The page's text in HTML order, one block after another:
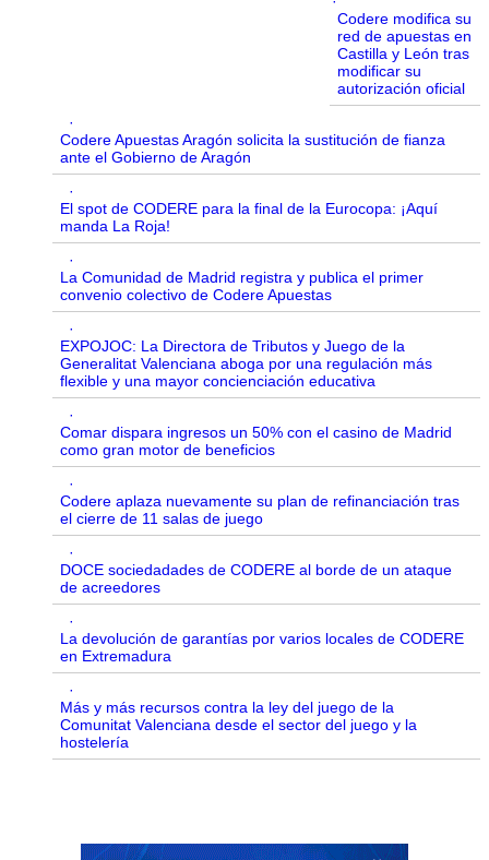
Codere modifica su
red de apuestas en
Castilla y León tras
modificar su
autorización oficial
·
Codere Apuestas Aragón solicita la sustitución de fianza
ante el Gobierno de Aragón
·
El spot de CODERE para la final de la Eurocopa: ¡Aquí
manda La Roja!
·
La Comunidad de Madrid registra y publica el primer
convenio colectivo de Codere Apuestas
·
EXPOJOC: La Directora de Tributos y Juego de la
Generalitat Valenciana aboga por una regulación más
flexible y una mayor concienciación educativa
·
Comar dispara ingresos un 50% con el casino de Madrid
como gran motor de beneficios
·
Codere aplaza nuevamente su plan de refinanciación tras
el cierre de 11 salas de juego
·
DOCE sociedadades de CODERE al borde de un ataque
de acreedores
·
La devolución de garantías por varios locales de CODERE
en Extremadura
·
Más y más recursos contra la ley del juego de la
Comunitat Valenciana desde el sector del juego y la
hostelería